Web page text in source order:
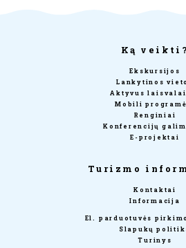
Ką veikti?
Ekskursijos
Lankytinos
Aktyvus
Mobili
Renginiai
Konferencijų
E-projektai
Turizmo
Kontaktai
Informacija
El. parduotuvės
Slapukų
Turinys